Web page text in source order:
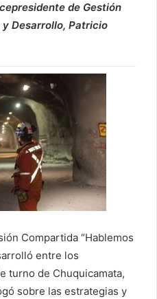
de Gestión
Desarrollo, Patricio
Compartida “Hablemos
entre los
turno de Chuquicamata,
sobre las estrategias y